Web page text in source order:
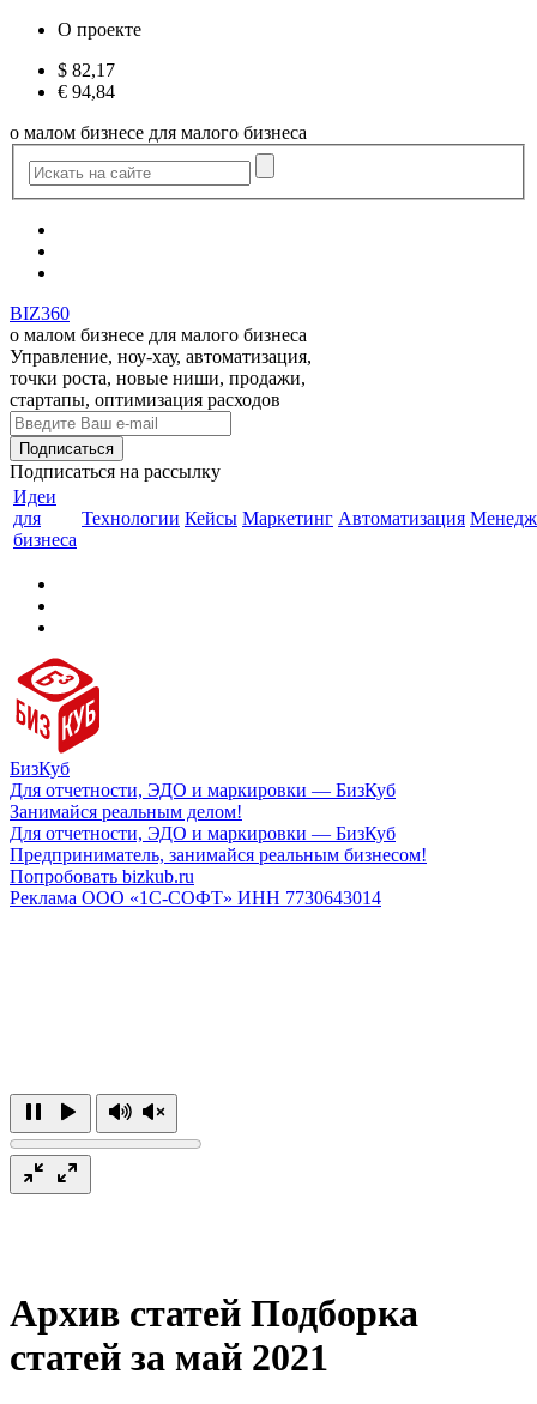
О проекте
$ 82,17
€ 94,84
о малом бизнесе для малого бизнеса
BIZ360
о малом бизнесе для малого бизнеса
Управление, ноу-хау, автоматизация,
точки роста, новые ниши, продажи,
стартапы, оптимизация расходов
Подписаться на рассылку
Идеи
для
бизнеса
Технологии Кейсы Маркетинг Автоматизация
БизКуб
Для отчетности, ЭДО и маркировки — БизКуб
Занимайся реальным делом!
Для отчетности, ЭДО и маркировки — БизКуб
Предприниматель, занимайся реальным бизнесом!
Попробовать bizkub.ru
Реклама ООО «1С-СОФТ» ИНН 7730643014
Архив статей Подборка
статей за май 2021